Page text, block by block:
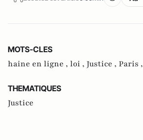
MOTS-CLES
haine en ligne , loi , Justice , Paris ,
THEMATIQUES
Justice